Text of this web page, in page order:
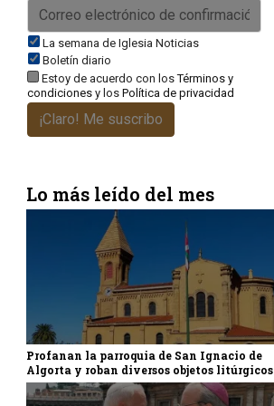
La semana de Iglesia Noticias
Boletín diario
Estoy de acuerdo con losTérminos y
condiciones y los Política de privacidad
¡Claro! Me suscribo
Lo más leído del mes
Profanan la parroquia de San Ignacio de
Algorta y roban diversos objetos litúrgicos